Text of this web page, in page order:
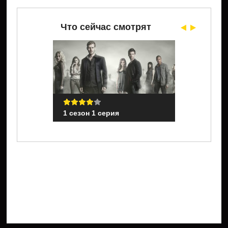
качестве HD 720p и 1080p.
Что сейчас смотрят
1 сезон 1 серия